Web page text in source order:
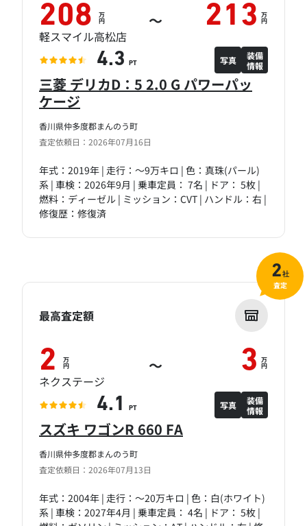
香川県仲多度郡まんのう町
査定依頼日：2026年07月16日
三菱 デリカD：5 2.0 G パワーパッ
ケージ
年式：2019年 | 走行：～9万キロ | 色：真珠(パール)
系 | 車検：2026年9月 | 乗車定員： 7名 | ドア： 5枚 |
燃料：ディーゼル | ミッション：CVT | ハンドル：右 |
修復歴：修復済
208 万
円 ～ 213 万
円
軽スマイル高松店
4.3 PT 写真
装備
情報
香川県仲多度郡まんのう町
査定依頼日：2026年07月13日
スズキ ワゴンR 660 FA
年式：2004年 | 走行：～20万キロ | 色：白(ホワイト)
系 | 車検：2027年4月 | 乗車定員： 4名 | ドア： 5枚 |
最高査定額
2 万
円 ～ 3 万
円
ネクステージ
4.1 PT 写真
装備
情報
2社
査定